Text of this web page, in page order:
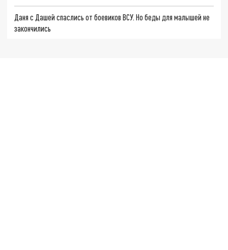
Даня с Дашей спаслись от боевиков ВСУ. Но беды для малышей не
закончились